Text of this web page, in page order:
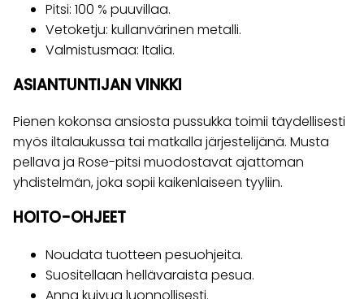
Pitsi: 100 % puuvillaa.
Vetoketju: kullanvärinen metalli.
Valmistusmaa: Italia.
ASIANTUNTIJAN VINKKI
Pienen kokonsa ansiosta pussukka toimii täydellisesti
myös iltalaukussa tai matkalla järjestelijänä. Musta
pellava ja Rose-pitsi muodostavat ajattoman
yhdistelmän, joka sopii kaikenlaiseen tyyliin.
HOITO-OHJEET
Noudata tuotteen pesuohjeita.
Suositellaan hellävaraista pesua.